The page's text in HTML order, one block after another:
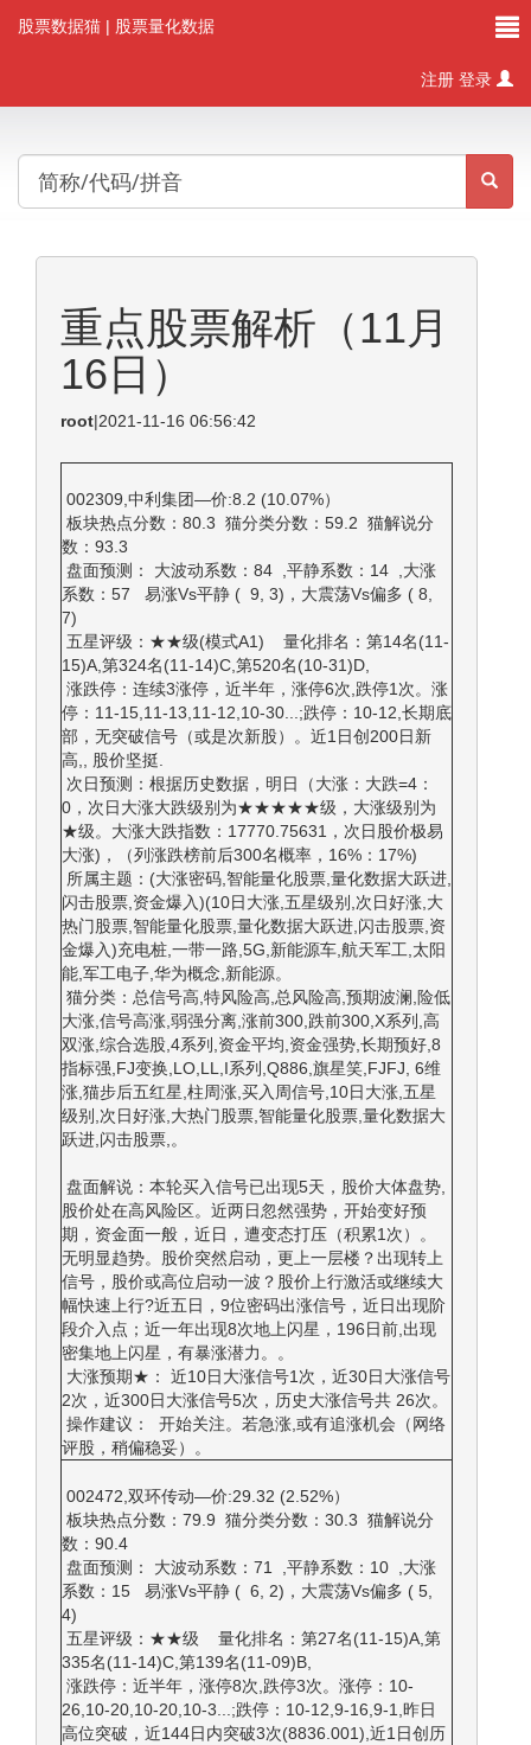
股票数据猫 | 股票量化数据
注册 登录
重点股票解析（11月
16日）
root|2021-11-16 06:56:42
002309,中利集团—价:8.2 (10.07%）
板块热点分数：80.3 猫分类分数：59.2 猫解说分
数：93.3
盘面预测： 大波动系数：84 ,平静系数：14 ,大涨
系数：57 易涨Vs平静 ( 9, 3)，大震荡Vs偏多 ( 8,
7)
五星评级：★★级(模式A1) 量化排名：第14名(11-
15)A,第324名(11-14)C,第520名(10-31)D,
涨跌停：连续3涨停，近半年，涨停6次,跌停1次。涨
停：11-15,11-13,11-12,10-30...;跌停：10-12,长期底
部，无突破信号（或是次新股）。近1日创200日新
高,, 股价坚挺.
次日预测：根据历史数据，明日（大涨：大跌=4：
0，次日大涨大跌级别为★★★★★级，大涨级别为
★级。大涨大跌指数：17770.75631，次日股价极易
大涨)，（列涨跌榜前后300名概率，16%：17%)
所属主题：(大涨密码,智能量化股票,量化数据大跃进,
闪击股票,资金爆入)(10日大涨,五星级别,次日好涨,大
热门股票,智能量化股票,量化数据大跃进,闪击股票,资
金爆入)充电桩,一带一路,5G,新能源车,航天军工,太阳
能,军工电子,华为概念,新能源。
猫分类：总信号高,特风险高,总风险高,预期波澜,险低
大涨,信号高涨,弱强分离,涨前300,跌前300,X系列,高
双涨,综合选股,4系列,资金平均,资金强势,长期预好,8
指标强,FJ变换,LO,LL,I系列,Q886,旗星笑,FJFJ, 6维
涨,猫步后五红星,柱周涨,买入周信号,10日大涨,五星
级别,次日好涨,大热门股票,智能量化股票,量化数据大
跃进,闪击股票,。
盘面解说：本轮买入信号已出现5天，股价大体盘势,
股价处在高风险区。近两日忽然强势，开始变好预
期，资金面一般，近日，遭变态打压（积累1次）。
无明显趋势。股价突然启动，更上一层楼？出现转上
信号，股价或高位启动一波？股价上行激活或继续大
幅快速上行?近五日，9位密码出涨信号，近日出现阶
段介入点；近一年出现8次地上闪星，196日前,出现
密集地上闪星，有暴涨潜力。。
大涨预期★： 近10日大涨信号1次，近30日大涨信号
2次，近300日大涨信号5次，历史大涨信号共 26次。
操作建议： 开始关注。若急涨,或有追涨机会（网络
评股，稍偏稳妥）。
002472,双环传动—价:29.32 (2.52%）
板块热点分数：79.9 猫分类分数：30.3 猫解说分
数：90.4
盘面预测： 大波动系数：71 ,平静系数：10 ,大涨
系数：15 易涨Vs平静 ( 6, 2)，大震荡Vs偏多 ( 5,
4)
五星评级：★★级 量化排名：第27名(11-15)A,第
335名(11-14)C,第139名(11-09)B,
涨跌停：近半年，涨停8次,跌停3次。涨停：10-
26,10-20,10-20,10-3...;跌停：10-12,9-16,9-1,昨日
高位突破，近144日内突破3次(8836.001),近1日创历